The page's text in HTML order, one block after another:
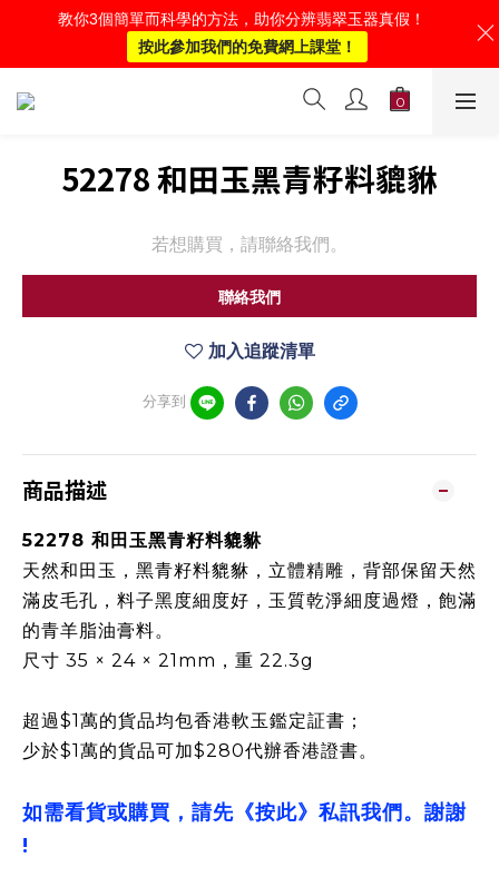
52278 和田玉黑青籽料貔貅
若想購買，請聯絡我們。
聯絡我們
加入追蹤清單
分享到
商品描述
52278 和田玉黑青籽料貔貅
天然和田玉，黑青籽料貔貅，立體精雕，背部保留天然
滿皮毛孔，料子黑度細度好，玉質乾淨細度過燈，飽滿
的青羊脂油膏料。
尺寸 35 × 24 × 21mm，重 22.3g
超過$1萬的貨品均包香港軟玉鑑定証書；
少於$1萬的貨品可加$280代辦香港證書。
如需看貨或購買，請先《按此》私訊我們。謝謝
!
教你3個簡單而科學的方法，助你分辨翡翠玉器真假！
按此參加我們的免費網上課堂！